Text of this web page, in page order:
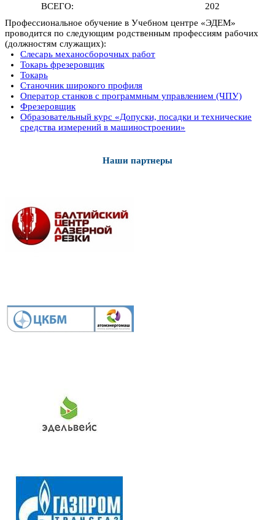
ВСЕГО:
202
Профессиональное обучение в Учебном центре «ЭДЕМ»
проводится по следующим родственным профессиям рабочих
(должностям служащих):
Слесарь механосборочных работ
Токарь фрезеровщик
Токарь
Станочник широкого профиля
Оператор станков с программным управлением (ЧПУ)
Фрезеровщик
Образовательный курс «Допуски, посадки и технические
средства измерений в машиностроении»
Наши партнеры